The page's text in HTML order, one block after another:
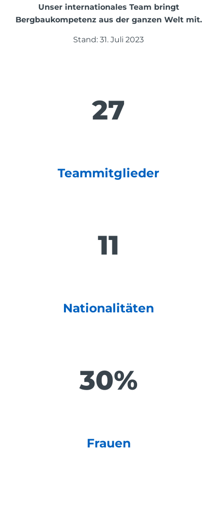
Unser internationales Team bringt
Bergbaukompetenz aus der ganzen Welt mit.
Stand: 31. Juli 2023
Teammitglieder
27
Nationalitäten
11
Frauen
30%